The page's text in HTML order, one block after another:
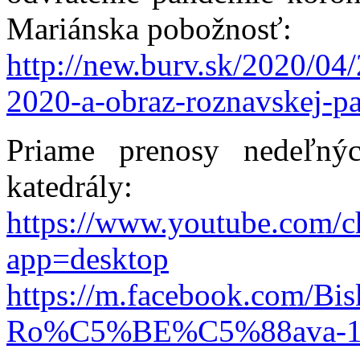
Mariánska pobožnosť:
http://new.burv.sk/2020/
2020-a-obraz-roznavskej-
Priame prenosy
katedrály:
https://www.youtube.com/
app=desktop
https://m.facebook.com/
Ro%C5%BE%C5%88ava-